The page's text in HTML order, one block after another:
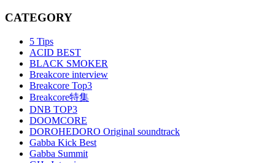
CATEGORY
5 Tips
ACID BEST
BLACK SMOKER
Breakcore interview
Breakcore Top3
Breakcore特集
DNB TOP3
DOOMCORE
DOROHEDORO Original soundtrack
Gabba Kick Best
Gabba Summit